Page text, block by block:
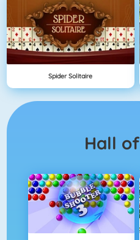
Spider Solitaire
Hall of